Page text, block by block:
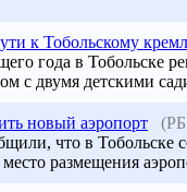
к Тобольскому
года в Тобольске
с двумя детскими
новый аэропорт
что в Тобольске
размещения